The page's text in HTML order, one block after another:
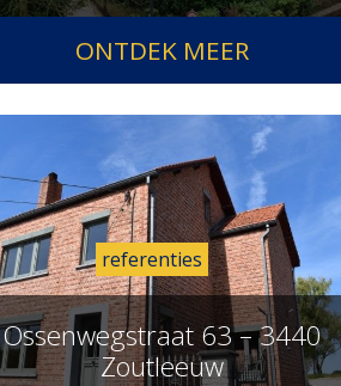
ONTDEK MEER
Ossenwegstraat 63 – 3440
Zoutleeuw
referenties